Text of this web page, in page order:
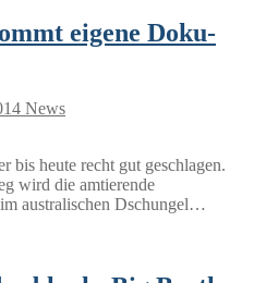
eigene Doku-
News
bis heute recht gut geschlagen.
wird die amtierende
australischen Dschungel…